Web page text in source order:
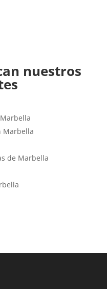
nuestros
Marbella
de Marbella